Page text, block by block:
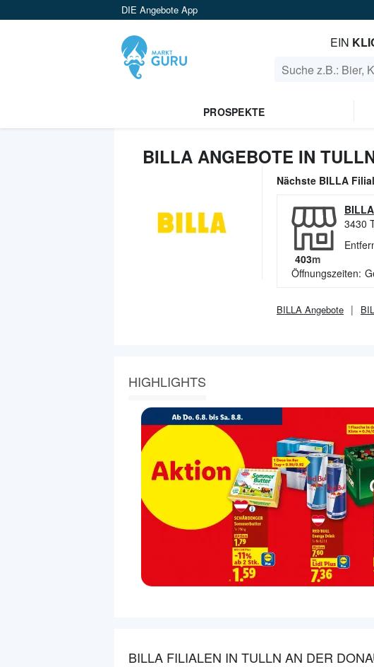
DIE Angebote App
EIN
PROSPEKTE
BILLA ANGEBOTE IN
Nächste BILLA
3430
403m
Öffnungszeiten:
BILLA Angebote
HIGHLIGHTS
BILLA FILIALEN IN TULLN AN DER